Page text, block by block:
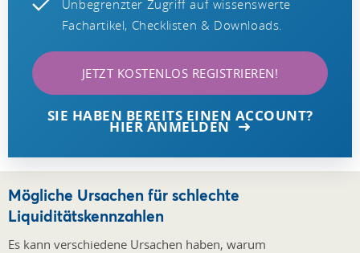
Unbegrenzter Zugriff auf wissenswerte
Fachartikel, Checklisten & Downloads.
JETZT KOSTENLOS REGISTRIEREN!
SIE HABEN BEREITS EINEN ACCOUNT?
HIER ANMELDEN
Mögliche Ursachen für schlechte
Liquiditätskennzahlen
Es kann verschiedene Ursachen haben, warum